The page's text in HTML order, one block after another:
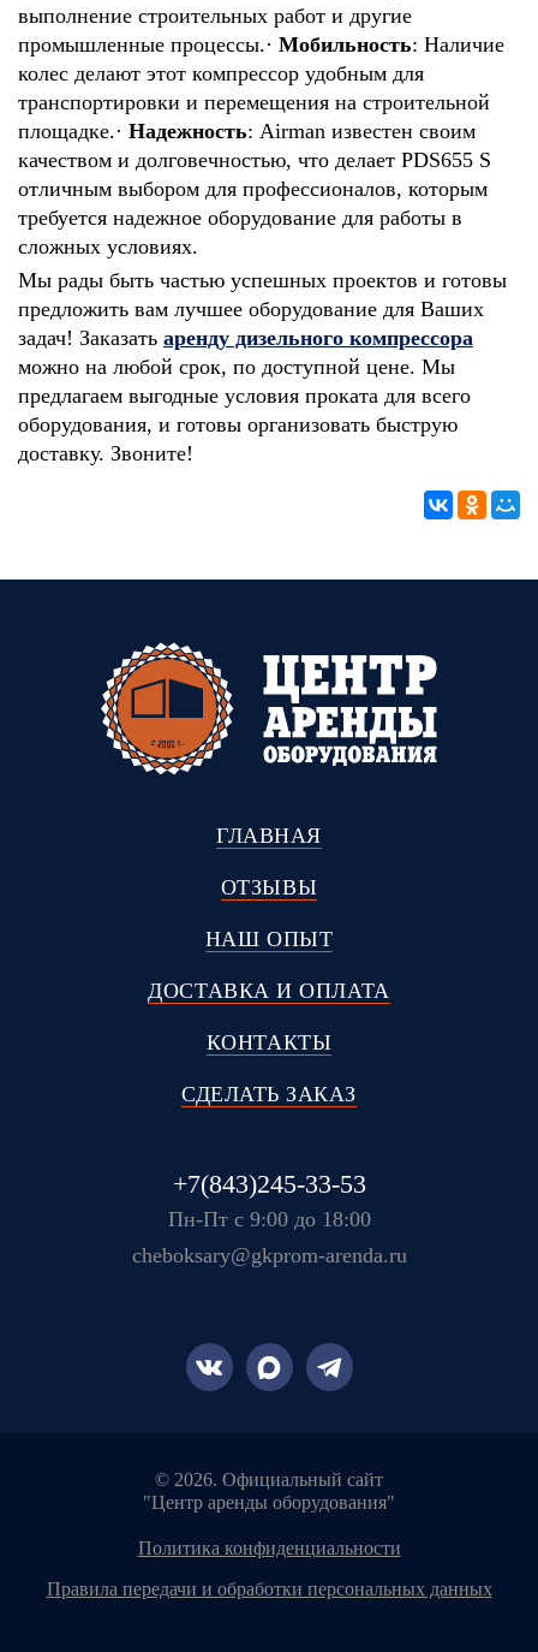
выполнение строительных работ и другие
промышленные процессы.· Мобильность: Наличие
колес делают этот компрессор удобным для
транспортировки и перемещения на строительной
площадке.· Надежность: Airman известен своим
качеством и долговечностью, что делает PDS655 S
отличным выбором для профессионалов, которым
требуется надежное оборудование для работы в
сложных условиях.
Мы рады быть частью успешных проектов и готовы
предложить вам лучшее оборудование для Ваших
задач! Заказать аренду дизельного компрессора
можно на любой срок, по доступной цене. Мы
предлагаем выгодные условия проката для всего
оборудования, и готовы организовать быструю
доставку. Звоните!
ГЛАВНАЯ
ОТЗЫВЫ
НАШ ОПЫТ
ДОСТАВКА И ОПЛАТА
КОНТАКТЫ
СДЕЛАТЬ ЗАКАЗ
+7(843)245-33-53
Пн-Пт с 9:00 до 18:00
cheboksary@gkprom-arenda.ru
© 2026. Официальный сайт
"Центр аренды оборудования"
политика конфиденциальности
правила передачи и обработки персональных данных